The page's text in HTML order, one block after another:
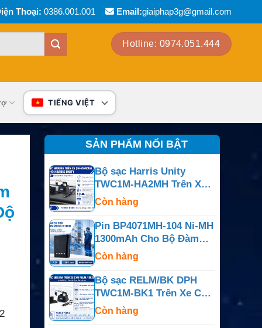
Thoại: 0386.001.001 Email:giaiphap3g@gmail.com
Hotline: 0974.051.444
TIẾNG VIỆT
SẢN PHẨM NỔI BẬT
Bộ sạc Harris Unity
TWC1M-HA2MH Trên Xe
Cho Unity Và XG-100P
Còn hàng
Pin BP4071MH-104 Ni-MH
1300mAh Cho Bộ Đàm
Motorola BPR40 Và
BearCom BC130
Còn hàng
Bộ sạc RELM/BK DPH
TWC1M-BK1 Trên Xe Cho
DPH, EPH, GPH, LPA,
LPH Và LPX
Còn hàng